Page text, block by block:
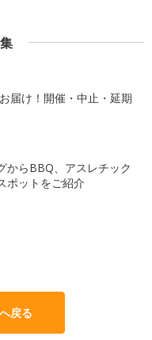
届け！開催・中止・延期
からBBQ、アスレチック
ポットをご紹介
戻る